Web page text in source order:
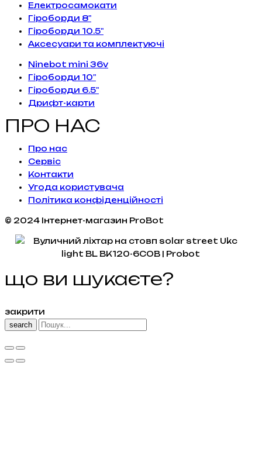
Електросамокати
Гіроборди 8"
Гіроборди 10.5"
Аксесуари та комплектуючі
Ninebot mini 36v
Гіроборди 10"
Гіроборди 6.5"
Дрифт-карти
ПРО НАС
Про нас
Сервiс
Контакти
Угода користувача
Політика конфіденційності
© 2024 Інтернет-магазин ProBot
що ви шукаєте?
закрити
search